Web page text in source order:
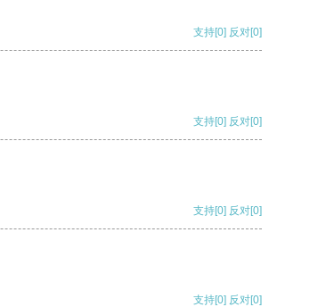
支持[0] 反对[0]
支持[0] 反对[0]
支持[0] 反对[0]
支持[0] 反对[0]